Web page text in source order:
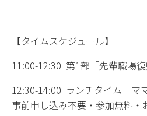
【タイムスケジュール】
11:00-12:30 第1部「先輩職場復
12:30-14:00 ランチタイム「マ
事前申し込み不要・参加無料・